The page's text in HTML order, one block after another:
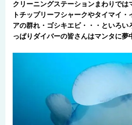
クリーニングステーションまわりでは
トチップリーフシャークやタイマイ・
アの群れ・ゴシキエビ・・・といろい
っぱりダイバーの皆さんはマンタに夢